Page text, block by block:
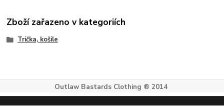
Zboží zařazeno v kategoriích
Trička, košile
Outlaw Bastards Clothing ® 2014